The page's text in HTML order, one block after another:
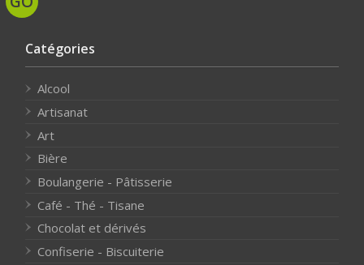
Catégories
Alcool
Artisanat
Art
Bière
Boulangerie - Pâtisserie
Café - Thé - Tisane
Chocolat et dérivés
Confiserie - Biscuiterie